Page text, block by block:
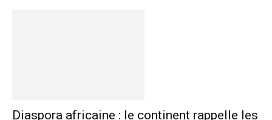
Diaspora africaine : le continent rappelle les